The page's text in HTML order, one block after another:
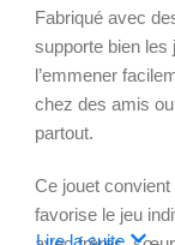
Fabriqué avec
supporte bien les
l’emmener
chez des amis
partout.
Ce jouet convient
favorise le jeu
Lire la suite